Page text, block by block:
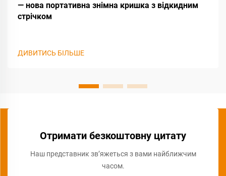
— нова портативна знімна кришка з відкидним
стрічком
ДИВИТИСЬ БІЛЬШЕ
Отримати безкоштовну цитату
Наш представник зв’яжеться з вами найближчим
часом.